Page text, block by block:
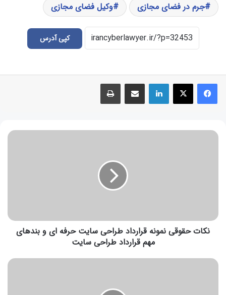
جرم در فضای مجازی وکیل فضای مجازی
کپی آدرس
نکات حقوقی نمونه قرارداد طراحی سایت حرفه ای و بندهای
مهم قرارداد طراحی سایت